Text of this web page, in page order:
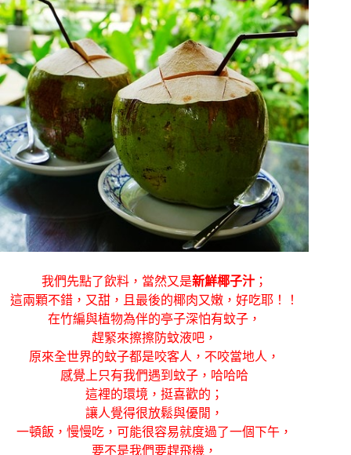
我們先點了飲料，當然又是新鮮椰子汁 ；
這兩顆不錯，又甜，且最後的椰肉又嫩，好吃耶！！
在竹編與植物為伴的亭子深怕有蚊子，
趕緊來擦擦防蚊液吧，
原來全世界的蚊子都是咬客人，不咬當地人，
感覺上只有我們遇到蚊子，哈哈哈
這裡的環境，挺喜歡的；
讓人覺得很放鬆與優閒，
一頓飯，慢慢吃，可能很容易就度過了一個下午，
要不是我們要趕飛機，